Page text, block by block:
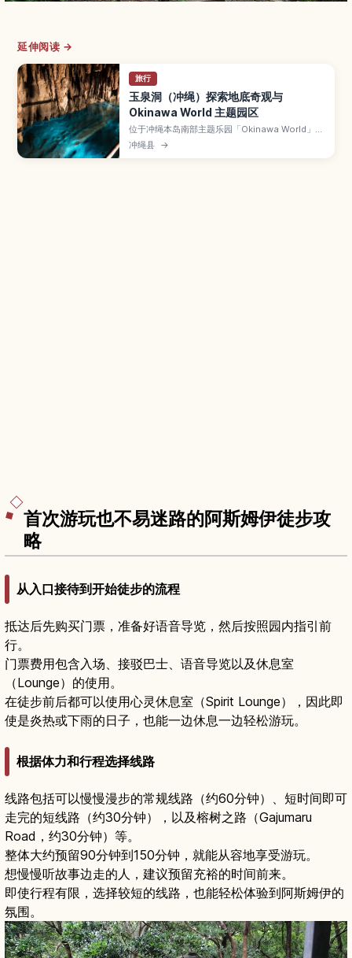
延伸阅读 →
旅行
玉泉洞（冲绳）探索地底奇观与
Okinawa World 主题园区
位于冲绳本岛南部主题乐园「Okinawa World」内
的玉泉洞，是全长超过5公里、其中约890米对游
客开放的巨大钟乳石洞。本文介绍数量惊人的钟乳
冲绳县 →
首次游玩也不易迷路的阿斯姆伊徒步攻
略
从入口接待到开始徒步的流程
抵达后先购买门票，准备好语音导览，然后按照园内指引前
行。
门票费用包含入场、接驳巴士、语音导览以及休息室
（Lounge）的使用。
在徒步前后都可以使用心灵休息室（Spirit Lounge），因此即
使是炎热或下雨的日子，也能一边休息一边轻松游玩。
根据体力和行程选择线路
线路包括可以慢慢漫步的常规线路（约60分钟）、短时间即可
走完的短线路（约30分钟），以及榕树之路（Gajumaru
Road，约30分钟）等。
整体大约预留90分钟到150分钟，就能从容地享受游玩。
想慢慢听故事边走的人，建议预留充裕的时间前来。
即使行程有限，选择较短的线路，也能轻松体验到阿斯姆伊的
氛围。